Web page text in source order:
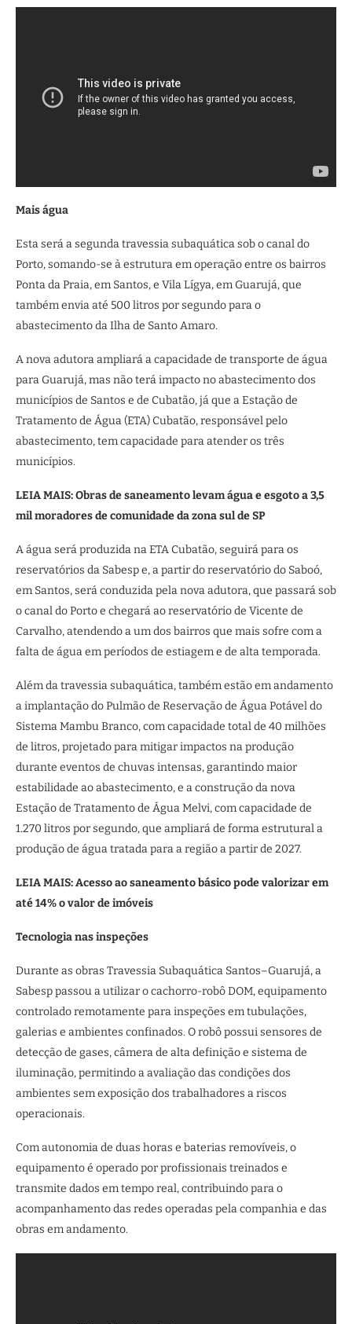
Mais água
Esta será a segunda travessia subaquática sob o canal do
Porto, somando-se à estrutura em operação entre os bairros
Ponta da Praia, em Santos, e Vila Lígya, em Guarujá, que
também envia até 500 litros por segundo para o
abastecimento da Ilha de Santo Amaro.
A nova adutora ampliará a capacidade de transporte de água
para Guarujá, mas não terá impacto no abastecimento dos
municípios de Santos e de Cubatão, já que a Estação de
Tratamento de Água (ETA) Cubatão, responsável pelo
abastecimento, tem capacidade para atender os três
municípios.
LEIA MAIS: Obras de saneamento levam água e esgoto a 3,5
mil moradores de comunidade da zona sul de SP
A água será produzida na ETA Cubatão, seguirá para os
reservatórios da Sabesp e, a partir do reservatório do Saboó,
em Santos, será conduzida pela nova adutora, que passará sob
o canal do Porto e chegará ao reservatório de Vicente de
Carvalho, atendendo a um dos bairros que mais sofre com a
falta de água em períodos de estiagem e de alta temporada.
Além da travessia subaquática, também estão em andamento
a implantação do Pulmão de Reservação de Água Potável do
Sistema Mambu Branco, com capacidade total de 40 milhões
de litros, projetado para mitigar impactos na produção
durante eventos de chuvas intensas, garantindo maior
estabilidade ao abastecimento, e a construção da nova
Estação de Tratamento de Água Melvi, com capacidade de
1.270 litros por segundo, que ampliará de forma estrutural a
produção de água tratada para a região a partir de 2027.
LEIA MAIS: Acesso ao saneamento básico pode valorizar em
até 14% o valor de imóveis
Tecnologia nas inspeções
Durante as obras Travessia Subaquática Santos–Guarujá, a
Sabesp passou a utilizar o cachorro-robô DOM, equipamento
controlado remotamente para inspeções em tubulações,
galerias e ambientes confinados. O robô possui sensores de
detecção de gases, câmera de alta definição e sistema de
iluminação, permitindo a avaliação das condições dos
ambientes sem exposição dos trabalhadores a riscos
operacionais.
Com autonomia de duas horas e baterias removíveis, o
equipamento é operado por profissionais treinados e
transmite dados em tempo real, contribuindo para o
acompanhamento das redes operadas pela companhia e das
obras em andamento.